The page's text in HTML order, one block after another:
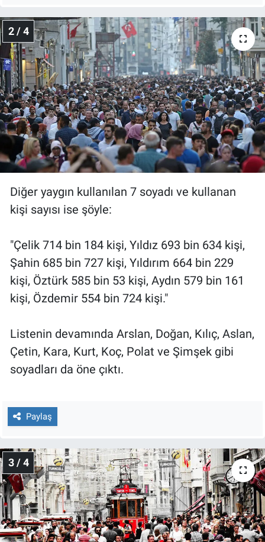
2 / 4
Diğer yaygın kullanılan 7 soyadı ve kullanan
kişi sayısı ise şöyle:
"Çelik 714 bin 184 kişi, Yıldız 693 bin 634 kişi,
Şahin 685 bin 727 kişi, Yıldırım 664 bin 229
kişi, Öztürk 585 bin 53 kişi, Aydın 579 bin 161
kişi, Özdemir 554 bin 724 kişi."
Listenin devamında Arslan, Doğan, Kılıç, Aslan,
Çetin, Kara, Kurt, Koç, Polat ve Şimşek gibi
soyadları da öne çıktı.
Paylaş
3 / 4
Teknoloji
Türkiye'nin Geleceği
Türkiye'nin Gündemi
Yerel Gündem
Yerel Yaşam
Canlı Yayın